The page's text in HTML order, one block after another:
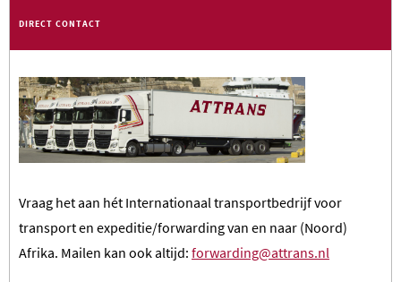
DIRECT CONTACT
Vraag het aan hét Internationaal transportbedrijf voor
transport en expeditie/forwarding van en naar (Noord)
Afrika. Mailen kan ook altijd: forwarding@attrans.nl